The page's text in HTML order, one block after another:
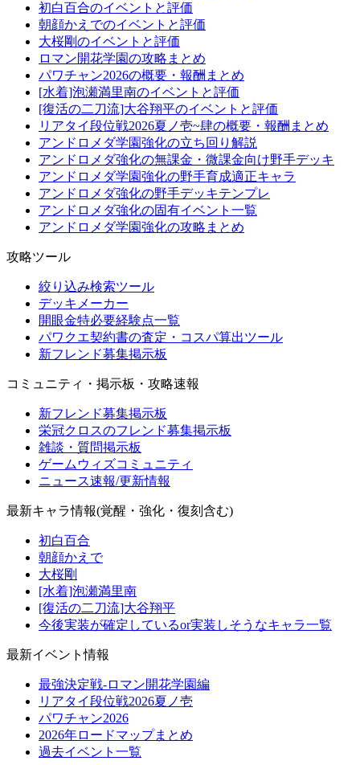
初白百合のイベントと評価
朝顔かえでのイベントと評価
大桜剛のイベントと評価
ロマン開花学園の攻略まとめ
パワチャン2026の概要・報酬まとめ
[水着]泡瀬満里南のイベントと評価
[復活の二刀流]大谷翔平のイベントと評価
リアタイ段位戦2026夏ノ壱~肆の概要・報酬まとめ
アンドロメダ学園強化の立ち回り解説
アンドロメダ強化の無課金・微課金向け野手デッキ
アンドロメダ学園強化の野手育成適正キャラ
アンドロメダ強化の野手デッキテンプレ
アンドロメダ強化の固有イベント一覧
アンドロメダ学園強化の攻略まとめ
攻略ツール
絞り込み検索ツール
デッキメーカー
開眼金特必要経験点一覧
パワクエ契約書の査定・コスパ算出ツール
新フレンド募集掲示板
コミュニティ・掲示板・攻略速報
新フレンド募集掲示板
栄冠クロスのフレンド募集掲示板
雑談・質問掲示板
ゲームウィズコミュニティ
ニュース速報/更新情報
最新キャラ情報(覚醒・強化・復刻含む)
初白百合
朝顔かえで
大桜剛
[水着]泡瀬満里南
[復活の二刀流]大谷翔平
今後実装が確定しているor実装しそうなキャラ一覧
最新イベント情報
最強決定戦-ロマン開花学園編
リアタイ段位戦2026夏ノ壱
パワチャン2026
2026年ロードマップまとめ
過去イベント一覧